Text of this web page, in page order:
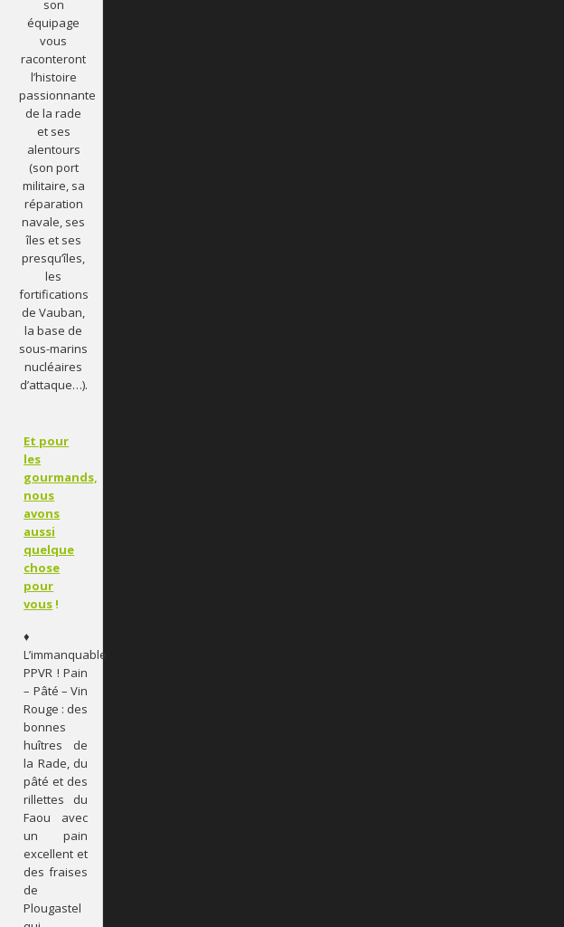
son
équipage
vous
raconteront
l’histoire
passionnante
de la rade
et ses
alentours
(son port
militaire, sa
réparation
navale, ses
îles et ses
presqu’îles,
les
fortifications
de Vauban,
la base de
sous-marins
nucléaires
d’attaque…).
Et pour
les
gourmands,
nous
avons
aussi
quelque
chose
pour
vous !
♦
L’immanquable
PPVR ! Pain
– Pâté – Vin
Rouge : des
bonnes
huîtres de
la Rade, du
pâté et des
rillettes du
Faou avec
un pain
excellent et
des fraises
de
Plougastel